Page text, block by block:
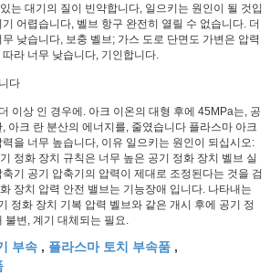
는 대기의 질이 빈약합니다, 일으키는 원인이 될 것입
어렵습니다, 벨브 항구 완전히 열릴 수 없습니다. 더
낮습니다, 보충 벨브; 가스 도로 단면도 가변은 압력
라 너무 낮습니다, 기인합니다.
다
이상 인 경우에. 아크 이온의 대형 후에 45MPa는, 공
아크 란 분산의 에너지를, 줄였습니다 플라스마 아크
을 너무 높습니다, 이유 일으키는 원인이 되십시오:
정화 장치 규칙은 너무 높은 공기 정화 장치 벨브 실
기 공기 압축기의 압력이 제대로 조정된다는 것을 검
장치 압력 안전 밸브는 기능장애 입니다. 나타내는
정화 장치 기복 압력 벨브와 같은 개시 후에 공기 정
불변, 계기 대체되는 필요.
부속 , 플라스마 토치 부속품 ,